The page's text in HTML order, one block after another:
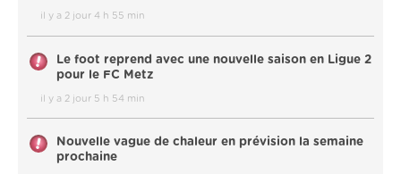
il y a 2 jour 4 h 55 min
Le foot reprend avec une nouvelle saison en Ligue 2
pour le FC Metz
il y a 2 jour 5 h 54 min
Nouvelle vague de chaleur en prévision la semaine
prochaine